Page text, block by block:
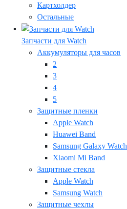
Картхолдер
Остальные
Запчасти для Watch
Аккумуляторы для часов
2
3
4
5
Защитные пленки
Apple Watch
Huawei Band
Samsung Galaxy Watch
Xiaomi Mi Band
Защитные стекла
Apple Watch
Samsung Watch
Защитные чехлы